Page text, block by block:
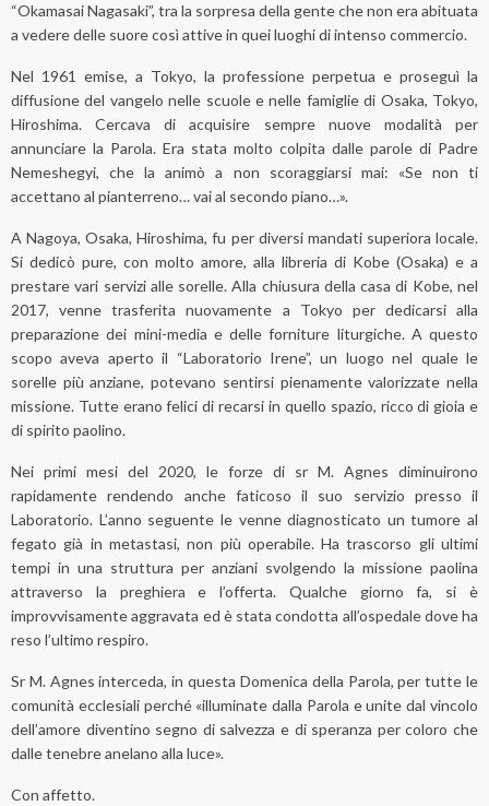
“Okamasai Nagasaki”, tra la sorpresa della gente che non era abituata
a vedere delle suore così attive in quei luoghi di intenso commercio.
Nel 1961 emise, a Tokyo, la professione perpetua e proseguì la
diffusione del vangelo nelle scuole e nelle famiglie di Osaka, Tokyo,
Hiroshima. Cercava di acquisire sempre nuove modalità per
annunciare la Parola. Era stata molto colpita dalle parole di Padre
Nemeshegyi, che la animò a non scoraggiarsi mai: «Se non ti
accettano al pianterreno… vai al secondo piano…».
A Nagoya, Osaka, Hiroshima, fu per diversi mandati superiora locale.
Si dedicò pure, con molto amore, alla libreria di Kobe (Osaka) e a
prestare vari servizi alle sorelle. Alla chiusura della casa di Kobe, nel
2017, venne trasferita nuovamente a Tokyo per dedicarsi alla
preparazione dei mini-media e delle forniture liturgiche. A questo
scopo aveva aperto il “Laboratorio Irene”, un luogo nel quale le
sorelle più anziane, potevano sentirsi pienamente valorizzate nella
missione. Tutte erano felici di recarsi in quello spazio, ricco di gioia e
di spirito paolino.
Nei primi mesi del 2020, le forze di sr M. Agnes diminuirono
rapidamente rendendo anche faticoso il suo servizio presso il
Laboratorio. L’anno seguente le venne diagnosticato un tumore al
fegato già in metastasi, non più operabile. Ha trascorso gli ultimi
tempi in una struttura per anziani svolgendo la missione paolina
attraverso la preghiera e l’offerta. Qualche giorno fa, si è
improvvisamente aggravata ed è stata condotta all’ospedale dove ha
reso l’ultimo respiro.
Sr M. Agnes interceda, in questa Domenica della Parola, per tutte le
comunità ecclesiali perché «illuminate dalla Parola e unite dal vincolo
dell’amore diventino segno di salvezza e di speranza per coloro che
dalle tenebre anelano alla luce».
Con affetto.